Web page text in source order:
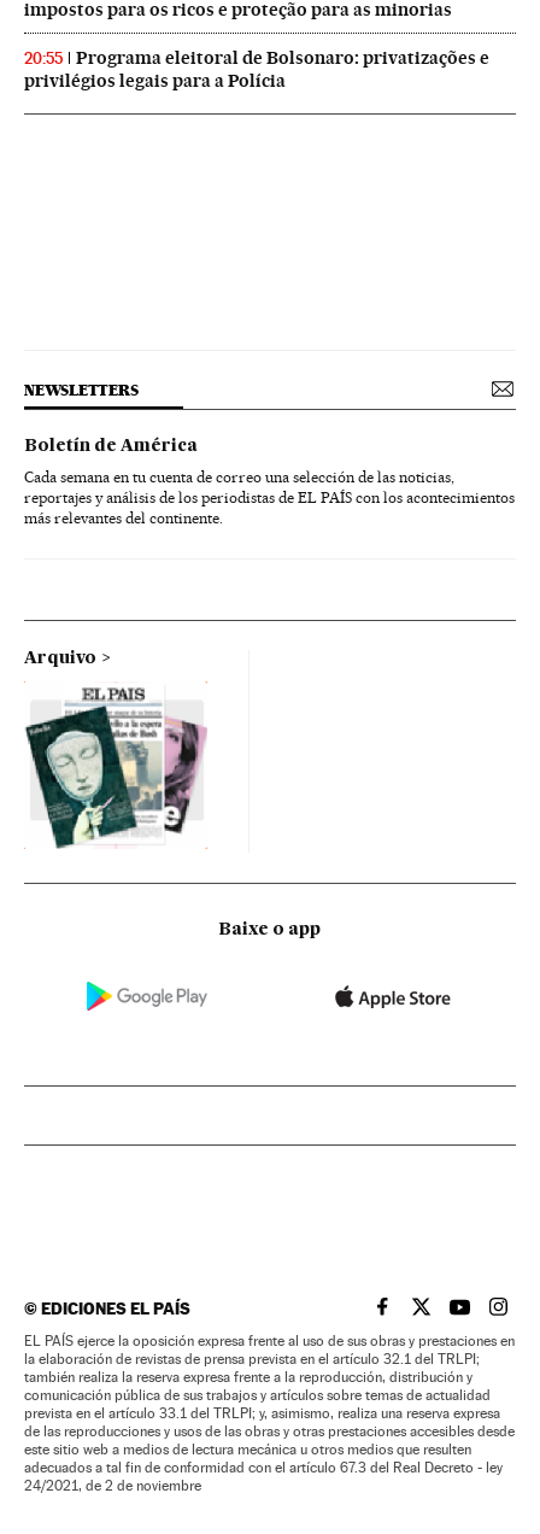
impostos para os ricos e proteção para as minorias
20:55
Programa eleitoral de Bolsonaro: privatizações e
privilégios legais para a Polícia
NEWSLETTERS
Boletín de América
Cada semana en tu cuenta de correo una selección de las noticias,
reportajes y análisis de los periodistas de EL PAÍS con los acontecimientos
más relevantes del continente.
Arquivo
Baixe o app
©EDICIONES EL PAÍS EL PAÍS BRASIL EN
EL PAÍSEL PAÍS
EL
EL PAÍS ejerce la oposición expresa frente al uso de sus obras y prestaciones en
la elaboración de revistas de prensa prevista en el artículo 32.1 del TRLPI;
también realiza la reserva expresa frente a la reproducción, distribución y
comunicación pública de sus trabajos y artículos sobre temas de actualidad
prevista en el artículo 33.1 del TRLPI; y, asimismo, realiza una reserva expresa
de las reproducciones y usos de las obras y otras prestaciones accesibles desde
este sitio web a medios de lectura mecánica u otros medios que resulten
adecuados a tal fin de conformidad con el artículo 67.3 del Real Decreto - ley
24/2021, de 2 de noviembre